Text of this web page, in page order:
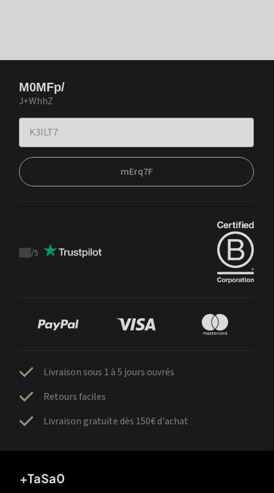
M0MFp/
J+WhhZ
mErq7F
Trustpilot
/5
Livraison sous 1 à 5 jours ouvrés
Retours faciles
Livraison gratuite dès 150€ d'achat
+TaSa0